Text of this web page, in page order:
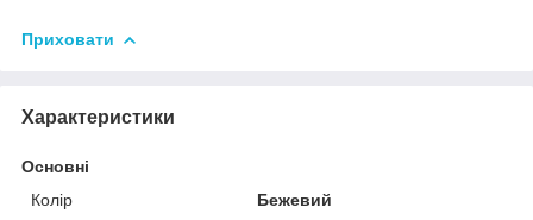
Приховати
Характеристики
Основні
Колір
Бежевий